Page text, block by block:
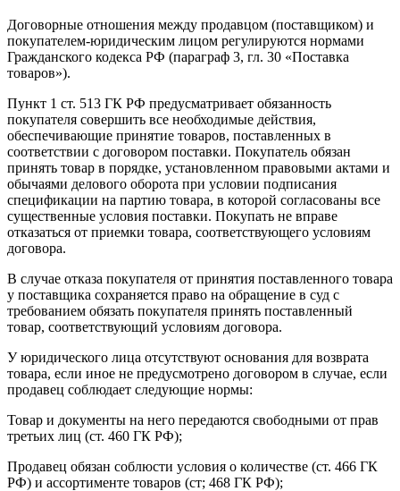
Договорные отношения между продавцом (поставщиком) и
покупателем-юридическим лицом регулируются нормами
Гражданского кодекса РФ (параграф 3, гл. 30 «Поставка
товаров»).
Пункт 1 ст. 513 ГК РФ предусматривает обязанность
покупателя совершить все необходимые действия,
обеспечивающие принятие товаров, поставленных в
соответствии с договором поставки. Покупатель обязан
принять товар в порядке, установленном правовыми актами и
обычаями делового оборота при условии подписания
спецификации на партию товара, в которой согласованы все
существенные условия поставки. Покупать не вправе
отказаться от приемки товара, соответствующего условиям
договора.
В случае отказа покупателя от принятия поставленного товара
у поставщика сохраняется право на обращение в суд с
требованием обязать покупателя принять поставленный
товар, соответствующий условиям договора.
У юридического лица отсутствуют основания для возврата
товара, если иное не предусмотрено договором в случае, если
продавец соблюдает следующие нормы:
Товар и документы на него передаются свободными от прав
третьих лиц (ст. 460 ГК РФ);
Продавец обязан соблюсти условия о количестве (ст. 466 ГК
РФ) и ассортименте товаров (ст; 468 ГК РФ);